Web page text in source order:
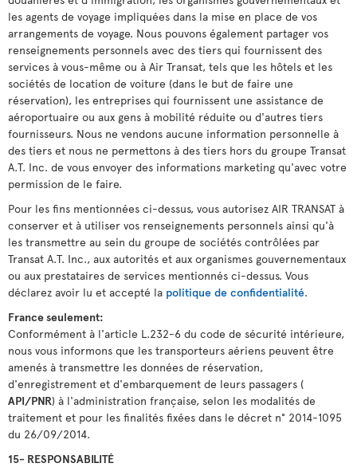
les agents de voyage impliquées dans la mise en place de vos
arrangements de voyage. Nous pouvons également partager vos
renseignements personnels avec des tiers qui fournissent des
services à vous-même ou à Air Transat, tels que les hôtels et les
sociétés de location de voiture (dans le but de faire une
réservation), les entreprises qui fournissent une assistance de
aéroportuaire ou aux gens à mobilité réduite ou d'autres tiers
fournisseurs. Nous ne vendons aucune information personnelle à
des tiers et nous ne permettons à des tiers hors du groupe Transat
A.T. Inc. de vous envoyer des informations marketing qu'avec votre
permission de le faire.
Pour les fins mentionnées ci-dessus, vous autorisez AIR TRANSAT à
conserver et à utiliser vos renseignements personnels ainsi qu'à
les transmettre au sein du groupe de sociétés contrôlées par
Transat A.T. Inc., aux autorités et aux organismes gouvernementaux
ou aux prestataires de services mentionnés ci-dessus. Vous
déclarez avoir lu et accepté la politique de confidentialité.
France seulement:
Conformément à l'article L.232-6 du code de sécurité intérieure,
nous vous informons que les transporteurs aériens peuvent être
amenés à transmettre les données de réservation,
d'enregistrement et d'embarquement de leurs passagers (
API/PNR) à l'administration française, selon les modalités de
traitement et pour les finalités fixées dans le décret n° 2014-1095
du 26/09/2014.
15- RESPONSABILITÉ